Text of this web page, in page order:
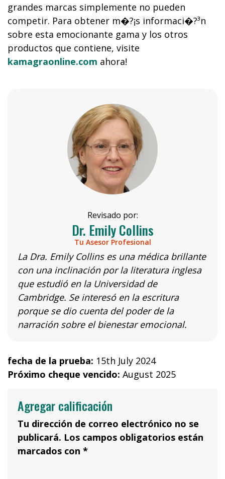
grandes marcas simplemente no pueden
competir. Para obtener m�?¡s informaci�?³n
sobre esta emocionante gama y los otros
productos que contiene, visite
kamagraonline.com ahora!
Revisado por:
Dr. Emily Collins
Tu Asesor Profesional
La Dra. Emily Collins es una médica brillante
con una inclinación por la literatura inglesa
que estudió en la Universidad de
Cambridge. Se interesó en la escritura
porque se dio cuenta del poder de la
narración sobre el bienestar emocional.
fecha de la prueba: 15th July 2024
Próximo cheque vencido: August 2025
Agregar calificación
Tu dirección de correo electrónico no se
publicará. Los campos obligatorios están
marcados con *